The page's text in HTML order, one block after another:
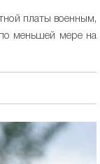
платы военным,
меньшей мере на